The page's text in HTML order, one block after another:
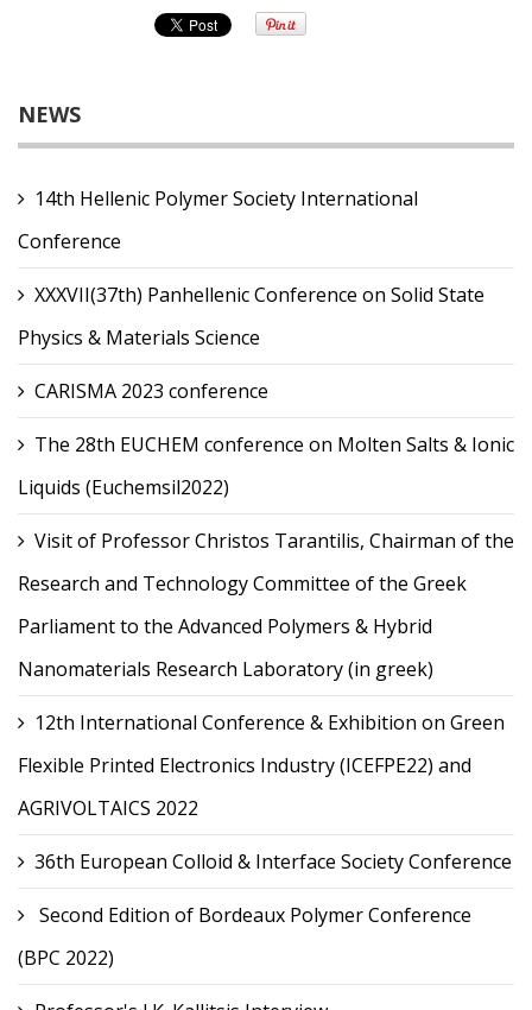
NEWS
14th Hellenic Polymer Society International
Conference
XXXVII(37th) Panhellenic Conference on Solid State
Physics & Materials Science
CARISMA 2023 conference
The 28th EUCHEM conference on Molten Salts & Ionic
Liquids (Euchemsil2022)
Visit of Professor Christos Tarantilis, Chairman of the
Research and Technology Committee of the Greek
Parliament to the Advanced Polymers & Hybrid
Nanomaterials Research Laboratory (in greek)
12th International Conference & Exhibition on Green
Flexible Printed Electronics Industry (ICEFPE22) and
AGRIVOLTAICS 2022
36th European Colloid & Interface Society Conference
Second Edition of Bordeaux Polymer Conference
(BPC 2022)